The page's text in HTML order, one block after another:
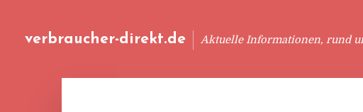
verbraucher-direkt.de Aktuelle Informationen, rund